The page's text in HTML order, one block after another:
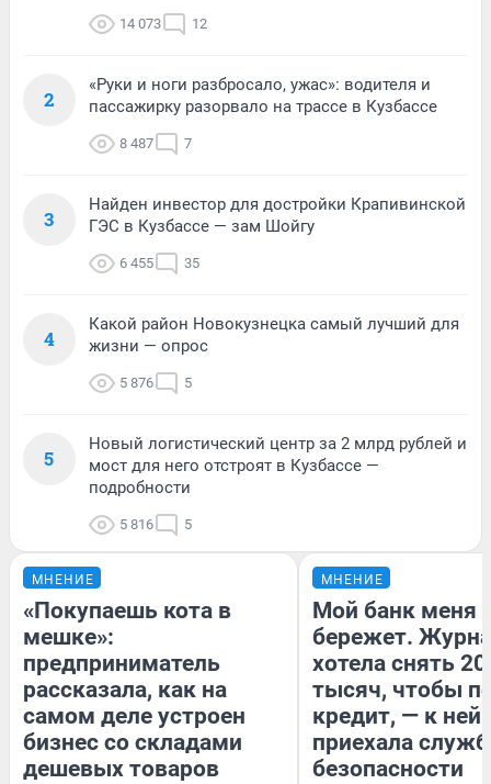
14 073 12
2
«Руки и ноги разбросало, ужас»: водителя и
пассажирку разорвало на трассе в Кузбассе
8 487 7
3
Найден инвестор для достройки Крапивинской
ГЭС в Кузбассе — зам Шойгу
6 455 35
4
Какой район Новокузнецка самый лучший для
жизни — опрос
5 876 5
5
Новый логистический центр за 2 млрд рублей и
мост для него отстроят в Кузбассе —
подробности
5 816 5
МНЕНИЕ
«Покупаешь кота в
мешке»:
предприниматель
рассказала, как на
самом деле устроен
бизнес со складами
дешевых товаров
МНЕНИЕ
Мой банк меня
бережет.
хотела снять
тысяч, чтобы
кредит, — к
приехала
безопасности